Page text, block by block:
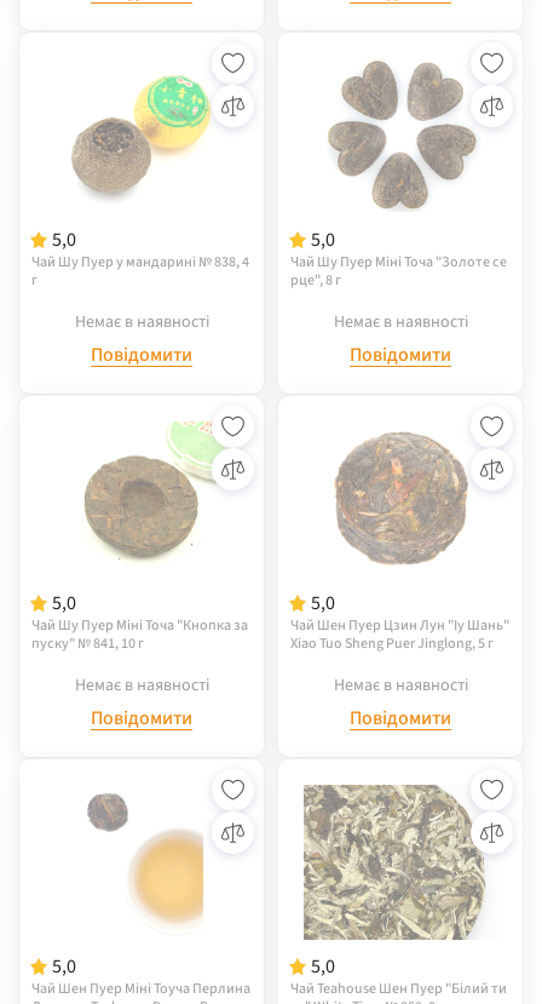
5,0
Чай Шу Пуер у мандарині № 838, 4
г
Немає в наявності
Повідомити
5,0
Чай Шу Пуер Міні Точа "Золоте се
рце", 8 г
Немає в наявності
Повідомити
5,0
Чай Шу Пуер Міні Точа "Кнопка за
пуску" № 841, 10 г
Немає в наявності
Повідомити
5,0
Чай Шен Пуер Цзин Лун "Іу Шань"
Xiao Tuo Sheng Puer Jinglong, 5 г
Немає в наявності
Повідомити
5,0
Чай Шен Пуер Міні Тоyча Перлина
5,0
Чай Teahouse Шен Пуер "Білий ти